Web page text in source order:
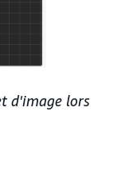
d'image lors